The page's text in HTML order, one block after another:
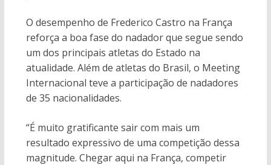
O desempenho de Frederico Castro na França
reforça a boa fase do nadador que segue sendo
um dos principais atletas do Estado na
atualidade. Além de atletas do Brasil, o Meeting
Internacional teve a participação de nadadores
de 35 nacionalidades.
“É muito gratificante sair com mais um
resultado expressivo de uma competição dessa
magnitude. Chegar aqui na França, competir